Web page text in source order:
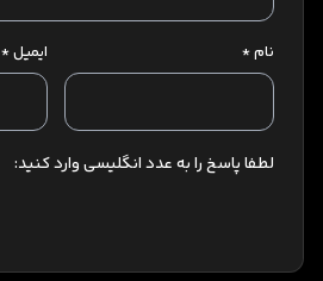
نام* ایمیل*
لطفا پاسخ را به عدد انگلیسی وارد کنید: